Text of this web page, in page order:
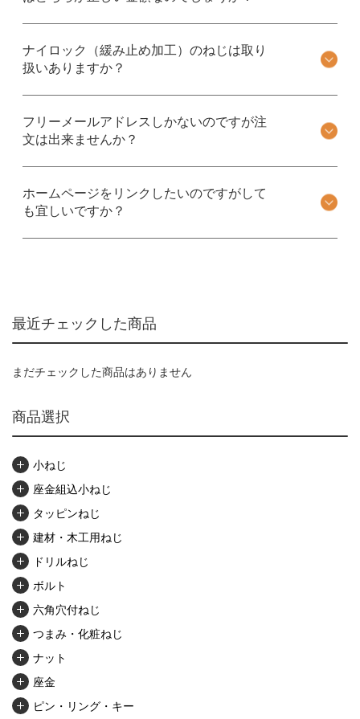
ナイロック（緩み止め加工）のねじは取り
扱いありますか？
フリーメールアドレスしかないのですが注
文は出来ませんか？
ホームページをリンクしたいのですがして
も宜しいですか？
最近チェックした商品
まだチェックした商品はありません
商品選択
小ねじ
座金組込小ねじ
タッピンねじ
建材・木工用ねじ
ドリルねじ
ボルト
六角穴付ねじ
つまみ・化粧ねじ
ナット
座金
ピン・リング・キー